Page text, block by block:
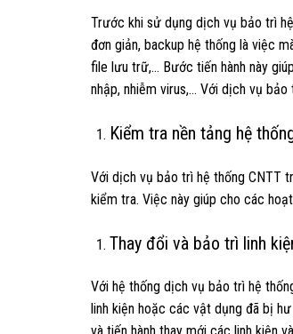
Trước khi sử dụng dịch vụ bảo trì
đơn giản, backup hệ thống là việc
file lưu trữ,… Bước tiến hành này
nhập, nhiễm virus,… Với dịch vụ
Kiểm tra nền tảng hệ
Với dịch vụ bảo trì hệ thống CNTT
kiểm tra. Việc này giúp cho các
Thay đổi và bảo trì linh
Với hệ thống dịch vụ bảo trì hệ
linh kiện hoặc các vật dụng đã bị